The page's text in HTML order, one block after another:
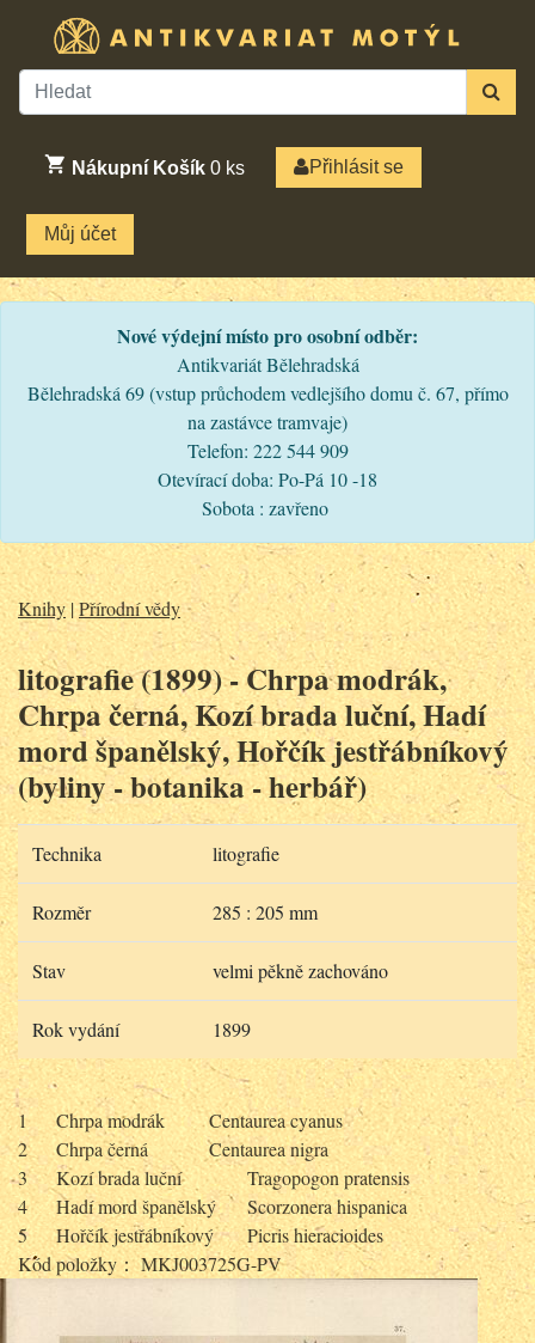
Nákupní Košík 0 ks Přihlásit se
Můj účet
Nové výdejní místo pro osobní odběr:
Antikvariát Bělehradská
Bělehradská 69 (vstup průchodem vedlejšího domu č. 67, přímo
na zastávce tramvaje)
Telefon: 222 544 909
Otevírací doba: Po-Pá 10 -18
Sobota : zavřeno
Knihy|Přírodní vědy
litografie (1899) - Chrpa modrák,
Chrpa černá, Kozí brada luční, Hadí
mord španělský, Hořčík jestřábníkový
(byliny - botanika - herbář)
Technika litografie
Rozměr 285 : 205 mm
Stav velmi pěkně zachováno
Rok vydání 1899
1 Chrpa modrák
Centaurea cyanus
2
Chrpa černá
Centaurea nigra
3
Kozí brada luční
Tragopogon pratensis
4
Hadí mord španělský
Scorzonera hispanica
5
Hořčík jestřábníkový
Picris hieracioides
Kód položky： MKJ003725G-PV